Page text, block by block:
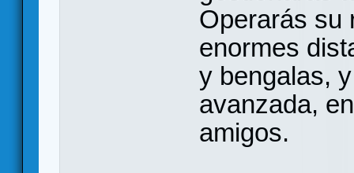
Operarás su
enormes
y bengalas,
avanzada,
amigos.